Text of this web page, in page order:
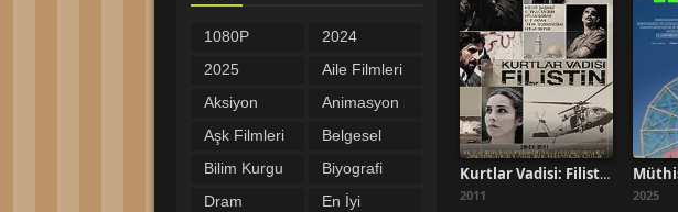
1080P
Filmler
2024
Filmleri
2025
Filmleri
Aile Filmleri
Aksiyon
Filmleri
Animasyon
Filmleri
Aşk Filmleri
Belgesel
Bilim Kurgu
Filmleri
Biyografi
Filmleri
Dram
En İyi
Kurtlar Vadisi: Filistin Full İzle
2011 2025